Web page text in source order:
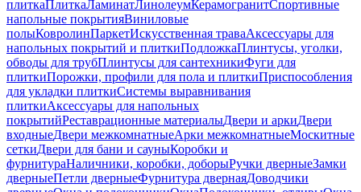
плиткаПлиткаЛаминатЛинолеумКерамогранитСпортивные
напольные покрытияВиниловые
полыКовролинПаркетИскусственная траваАксессуары для
напольных покрытий и плиткиПодложкаПлинтусы, уголки,
обводы для трубПлинтусы для сантехникиФуги для
плиткиПорожки, профили для пола и плиткиПриспособления
для укладки плиткиСистемы выравнивания
плиткиАксессуары для напольных
покрытийРеставрационные материалыДвери и аркиДвери
входныеДвери межкомнатныеАрки межкомнатныеМоскитные
сеткиДвери для бани и сауныКоробки и
фурнитураНаличники, коробки, доборыРучки дверныеЗамки
дверныеПетли дверныеФурнитура двернаяДоводчики